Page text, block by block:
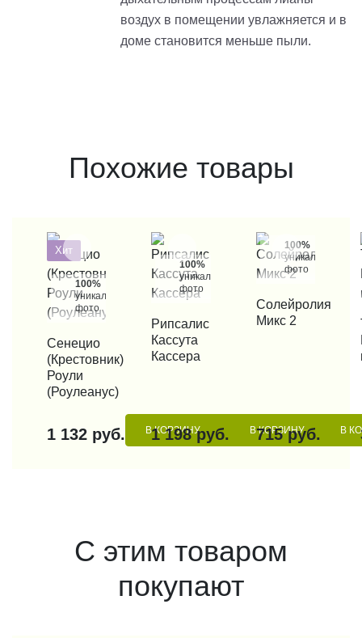
воздух в помещении увлажняется и в
доме становится меньше пыли.
Похожие товары
Хит
100%
уникальные
фото
КУПИТЬ В 1 КЛИК
Сенецио
(Крестовник)
Роули
(Роулеанус)
1 132 руб. В КОРЗИНУ
100%
уникальные
фото
КУПИТЬ В 1 КЛИК
Рипсалис
Кассута
Кассера
1 198 руб. В КОРЗИНУ
100%
уникальные
фото
КУПИТЬ В 1 КЛИК
Солейролия
Микс 2
715 руб. В
С этим товаром
покупают